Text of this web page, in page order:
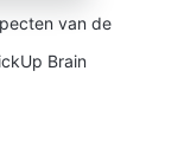
van de
Brain